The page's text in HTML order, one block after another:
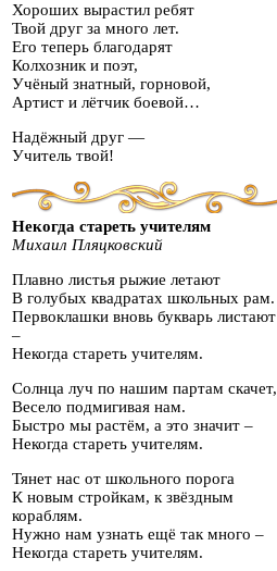
Хороших вырастил ребят
Твой друг за много лет.
Его теперь благодарят
Колхозник и поэт,
Учёный знатный, горновой,
Артист и лётчик боевой…
Надёжный друг —
Учитель твой!
Некогда стареть учителям
Михаил Пляцковский
Плавно листья рыжие летают
В голубых квадратах школьных рам.
Первоклашки вновь букварь листают
–
Некогда стареть учителям.
Солнца луч по нашим партам скачет,
Весело подмигивая нам.
Быстро мы растём, а это значит –
Некогда стареть учителям.
Тянет нас от школьного порога
К новым стройкам, к звёздным
кораблям.
Нужно нам узнать ещё так много –
Некогда стареть учителям.